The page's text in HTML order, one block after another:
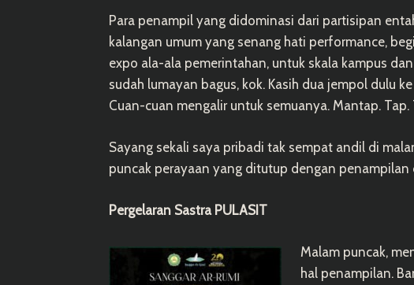
Para penampil yang didominasi dari partisipan
kalangan umum yang senang hati performance,
expo ala-ala pemerintahan, untuk skala kampus
sudah lumayan bagus, kok. Kasih dua jempol dulu
Cuan-cuan mengalir untuk semuanya. Mantap. Tap.
Sayang sekali saya pribadi tak sempat andil di
puncak perayaan yang ditutup dengan penampilan
Pergelaran Sastra PULASIT
Malam puncak,
hal penampilan.